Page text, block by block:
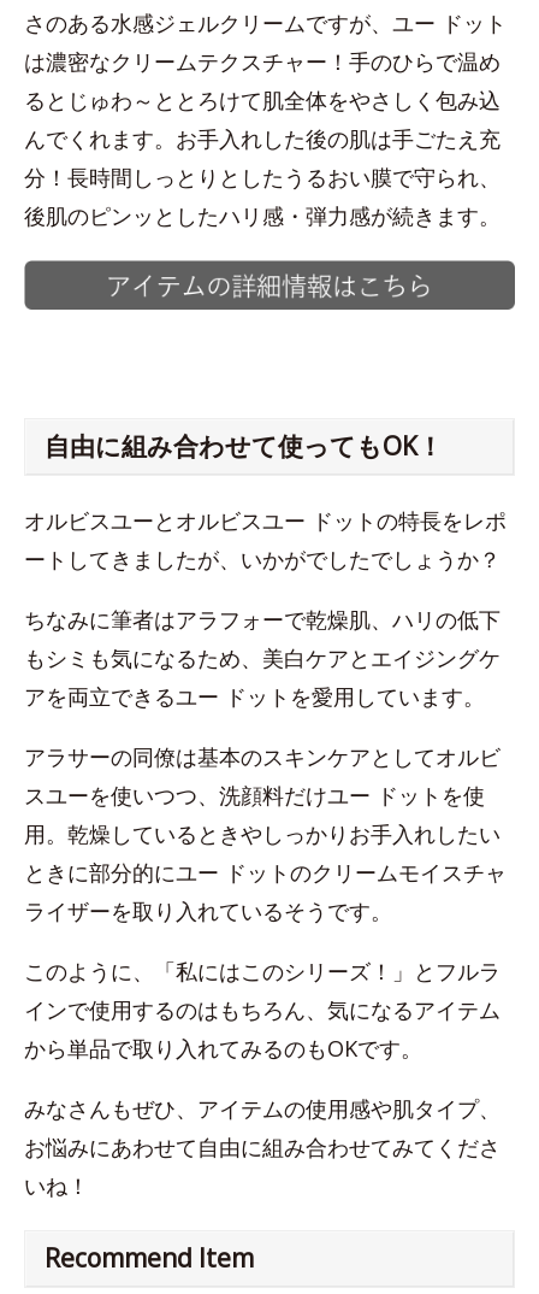
さのある水感ジェルクリームですが、ユー ドット
は濃密なクリームテクスチャー！手のひらで温め
るとじゅわ～ととろけて肌全体をやさしく包み込
んでくれます。お手入れした後の肌は手ごたえ充
分！長時間しっとりとしたうるおい膜で守られ、
後肌のピンッとしたハリ感・弾力感が続きます。
自由に組み合わせて使ってもOK！
オルビスユーとオルビスユー ドットの特長をレポ
ートしてきましたが、いかがでしたでしょうか？
ちなみに筆者はアラフォーで乾燥肌、ハリの低下
もシミも気になるため、美白ケアとエイジングケ
アを両立できるユー ドットを愛用しています。
アラサーの同僚は基本のスキンケアとしてオルビ
スユーを使いつつ、洗顔料だけユー ドットを使
用。乾燥しているときやしっかりお手入れしたい
ときに部分的にユー ドットのクリームモイスチャ
ライザーを取り入れているそうです。
このように、「私にはこのシリーズ！」とフルラ
インで使用するのはもちろん、気になるアイテム
から単品で取り入れてみるのもOKです。
みなさんもぜひ、アイテムの使用感や肌タイプ、
お悩みにあわせて自由に組み合わせてみてくださ
いね！
Recommend Item